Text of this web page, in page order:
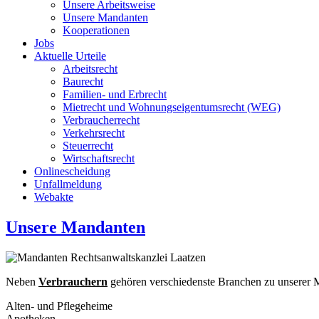
Unsere Arbeitsweise
Unsere Mandanten
Kooperationen
Jobs
Aktuelle Urteile
Arbeitsrecht
Baurecht
Familien- und Erbrecht
Mietrecht und Wohnungseigentumsrecht (WEG)
Verbraucherrecht
Verkehrsrecht
Steuerrecht
Wirtschaftsrecht
Onlinescheidung
Unfallmeldung
Webakte
Unsere Mandanten
Neben Verbrauchern gehören verschiedenste Branchen zu unserer
Alten- und Pflegeheime